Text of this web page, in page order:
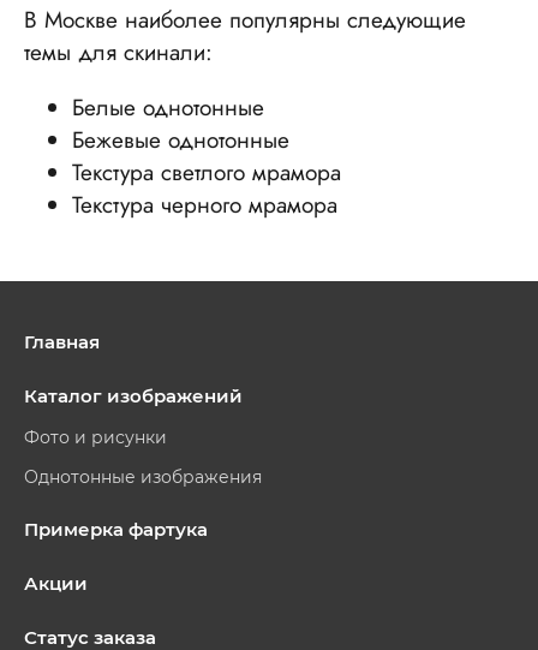
В Москве наиболее популярны следующие
темы для скинали:
Белые однотонные
Бежевые однотонные
Текстура светлого мрамора
Текстура черного мрамора
Главная
Каталог изображений
Фото и рисунки
Однотонные изображения
Примерка фартука
Акции
Статус заказа